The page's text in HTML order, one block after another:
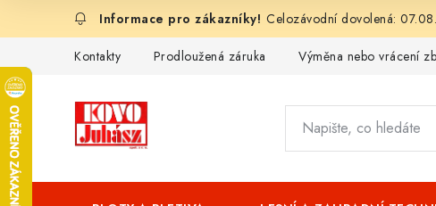
Celozávodní dovolená:
Kontakty Prodloužená záruka Výměna nebo vrácení